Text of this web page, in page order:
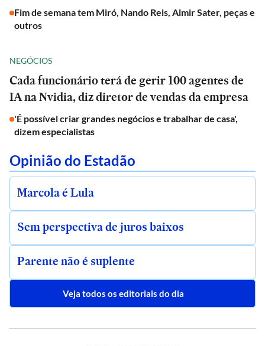
Fim de semana tem Miró, Nando Reis, Almir Sater, peças e
outros
NEGÓCIOS
Cada funcionário terá de gerir 100 agentes de
IA na Nvidia, diz diretor de vendas da empresa
'É possível criar grandes negócios e trabalhar de casa',
dizem especialistas
Opinião do Estadão
Marcola é Lula
Sem perspectiva de juros baixos
Parente não é suplente
Veja todos os editoriais do dia